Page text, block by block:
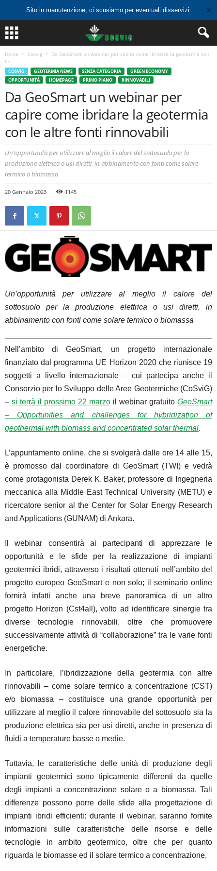
Sito in manutenzione, ci scusiamo per eventuali disservizi. ✕
Home Cosvig
Da GeoSmart un webinar per capire come ibridare la geotermia con
le...
COSVIG GEOTERMIA NEWS SENZA CATEGORIA
GREEN ECONOMY
OPPORTUNITÀ
HOMEPAGE PRIMO PIANO RINNOVABILI
Da GeoSmart un webinar per
capire come ibridare la geotermia
con le altre fonti rinnovabili
Un’opportunità per utilizzare al meglio il calore del sottosuolo per la
produzione elettrica o usi diretti, in abbinamento con fonti come solare
termico o biomassa
20 Gennaio 2023 1145
Un’opportunità per utilizzare al meglio il calore del
sottosuolo per la produzione elettrica o usi diretti, in
abbinamento con fonti come solare termico o biomassa
Nell’ambito di GeoSmart, un progetto internazionale
finanziato dal programma UE Horizon 2020 che riunisce 19
soggetti a livello internazionale – cui partecipa anche il
Consorzio per lo Sviluppo delle Aree Geotermiche (CoSviG)
– si terrà il prossimo 22 marzo il webinar gratuito GeoSmart
– Opportunities and challenges for hybridization of
geothermal with biomass and concentrated solar thermal.
L’appuntamento online, che si svolgerà dalle ore 14 alle 15,
è promosso dal coordinatore di GeoSmart (TWI) e vedrà
come protagonista Derek K. Baker, professore di Ingegneria
meccanica alla Middle East Technical University (METU) e
ricercatore senior al the Center for Solar Energy Research
and Applications (GUNAM) di Ankara.
Il webinar consentirà ai partecipanti di apprezzare le
opportunità e le sfide per la realizzazione di impianti
geotermici ibridi, attraverso i risultati ottenuti nell’ambito del
progetto europeo GeoSmart e non solo; il seminario online
fornirà infatti anche una breve panoramica di un altro
progetto Horizon (Cst4all), volto ad identificare sinergie tra
diverse tecnologie rinnovabili, oltre che promuovere
successivamente attività di “collaborazione” tra le varie fonti
energetiche.
In particolare, l’ibridizzazione della geotermia con altre
rinnovabili – come solare termico a concentrazione (CST)
e/o biomassa – costituisce una grande opportunità per
utilizzare al meglio il calore rinnovabile del sottosuolo sia la
produzione elettrica sia per usi diretti, anche in presenza di
fluidi a temperature basse o medie.
Tuttavia, le caratteristiche delle unità di produzione degli
impianti geotermici sono tipicamente differenti da quelle
degli impianti a concentrazione solare o a biomassa. Tali
differenze possono porre delle sfide alla progettazione di
impianti ibridi efficienti: durante il webinar, saranno fornite
informazioni sulle caratteristiche delle risorse e delle
tecnologie in ambito geotermico, oltre che per quanto
riguarda le biomasse ed il solare termico a concentrazione.